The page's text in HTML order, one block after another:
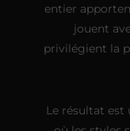
entier
jouent
privilégient la
Le résultat est